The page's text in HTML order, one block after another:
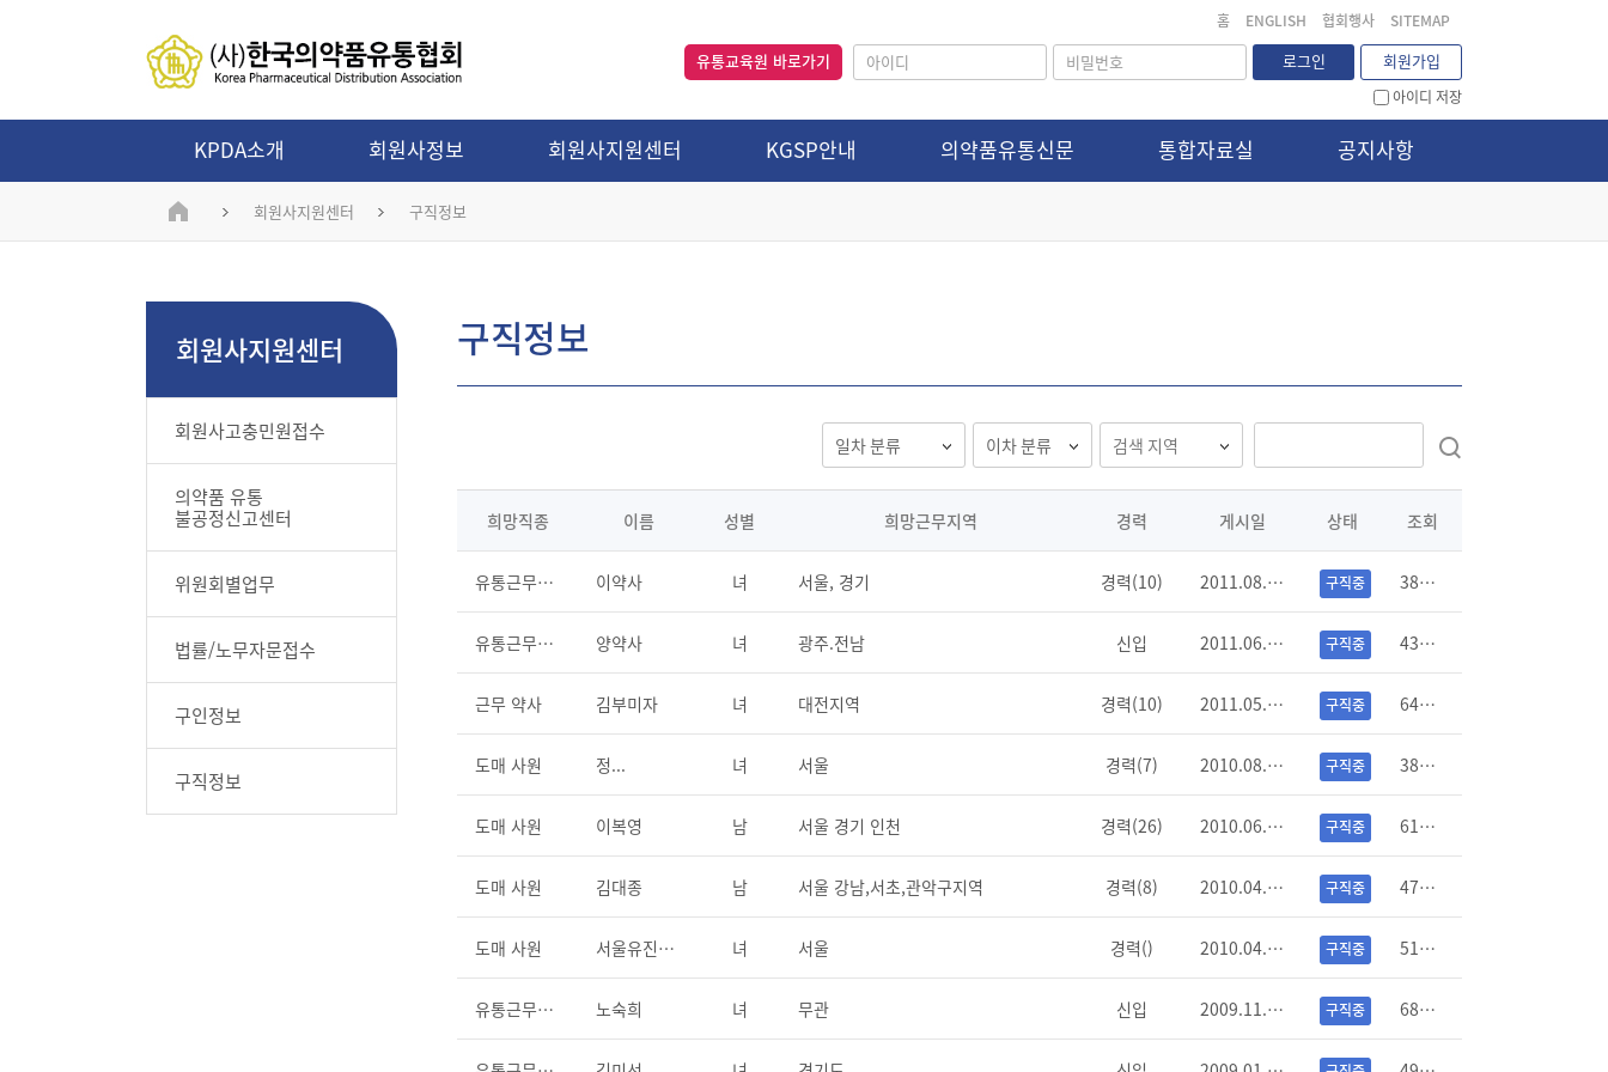
홈 ENGLISH 협회행사 SITEMAP
유통교육원 바로가기 로그인 회원가입
아이디 저장
KPDA소개 회원사정보 회원사지원센터 KGSP안내 의약품유통신문 통합자료실 공지사항
회원사지원센터 구직정보
회원사지원센터
회원사고충민원접수
의약품 유통
불공정신고센터
위원회별업무
법률/노무자문접수
구인정보
구직정보
구직정보
희망직종 이름 성별 희망근무지역 경력 게시일 상태 조회
유통근무약사 이약사 녀 서울, 경기 경력(10) 2011.08.19 구직중 38079
유통근무약사 양약사 녀 광주.전남 신입 2011.06.20 구직중 43917
근무 약사 김부미자 녀 대전지역 경력(10) 2011.05.30 구직중 64606
도매 사원 정... 녀 서울 경력(7) 2010.08.24 구직중 38081
도매 사원 이복영 남 서울 경기 인천 경력(26) 2010.06.11 구직중 61275
도매 사원 김대종 남 서울 강남,서초,관악구지역 경력(8) 2010.04.22 구직중 47445
도매 사원 서울유진약품 녀 서울 경력() 2010.04.05 구직중 51512
유통근무약사 노숙희 녀 무관 신입 2009.11.25 구직중 68061